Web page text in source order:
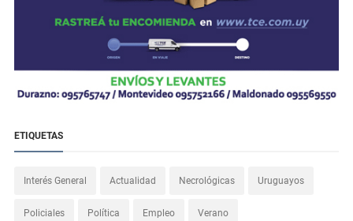
ETIQUETAS
Interés General Actualidad Necrológicas Uruguayos
Policiales Política Empleo Verano